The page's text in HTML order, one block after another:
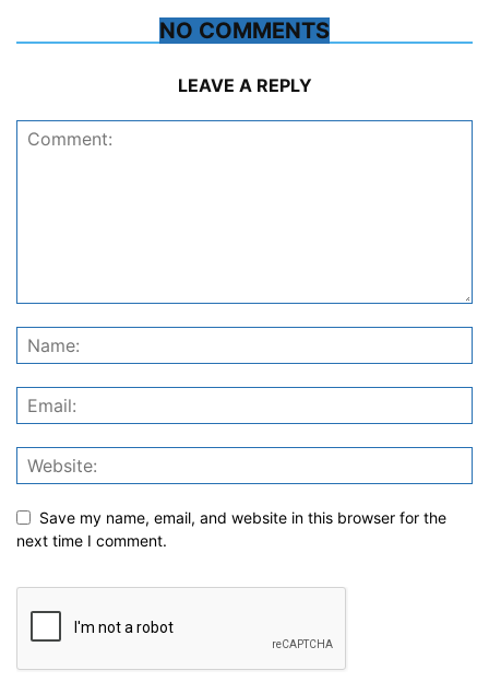
NO COMMENTS
LEAVE A REPLY
Save my name, email, and website in this browser for the
next time I comment.